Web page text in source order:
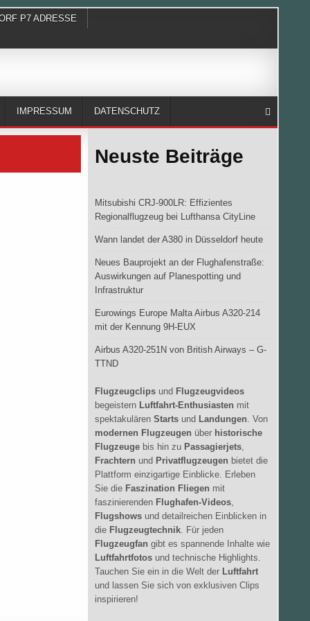
P7 ADRESSE
IMPRESSUM DATENSCHUTZ
Neuste Beiträge
Mitsubishi CRJ-900LR: Effizientes
Regionalflugzeug bei Lufthansa CityLine
Wann landet der A380 in Düsseldorf heute
Neues Bauprojekt an der Flughafenstraße:
Auswirkungen auf Planespotting und
Infrastruktur
Eurowings Europe Malta Airbus A320-214
mit der Kennung 9H-EUX
Airbus A320-251N von British Airways – G-
TTND
Flugzeugclips und Flugzeugvideos
begeistern Luftfahrt-Enthusiasten mit
spektakulärenStarts und Landungen . Von
modernen Flugzeugen über historische
Flugzeuge bis hin zu Passagierjets
Frachtern und Privatflugzeugen bietet die
Plattform einzigartige Einblicke. Erleben
Sie die Faszination Fliegen mit
faszinierenden Flughafen-Videos
Flugshows und detailreichen Einblicken in
die Flugzeugtechnik . Für jeden
Flugzeugfan gibt es spannende Inhalte wie
Luftfahrtfotos und technische Highlights.
Tauchen Sie ein in die Welt der Luftfahrt
und lassen Sie sich von exklusiven Clips
inspirieren!